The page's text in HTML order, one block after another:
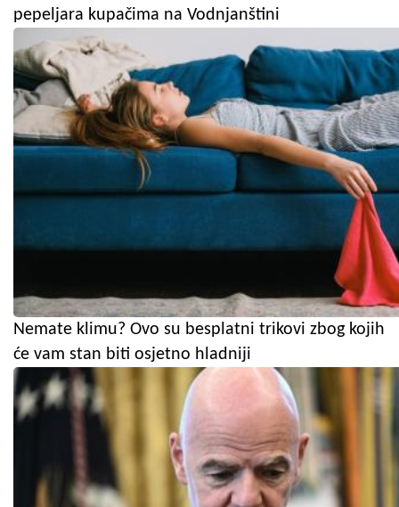
pepeljara kupačima na Vodnjanštini
Nemate klimu? Ovo su besplatni trikovi zbog kojih
će vam stan biti osjetno hladniji